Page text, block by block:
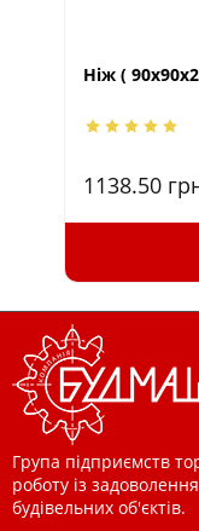
Ніж (
1138.50
Група підприємств
роботу із
будівельних об'єктів.